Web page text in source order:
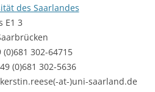
des Saarlandes
E1 3
(0)681 302-64715
(0)681 302-5636
at-)uni-saarland.de